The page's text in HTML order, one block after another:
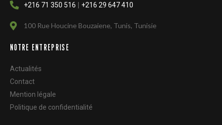
+216 71 350 516 | +216 29 647 410
100 Rue Houcine Bouzaiene, Tunis, Tunisie
NOTRE ENTREPRISE
Actualités
Contact
Mention légale
Politique de confidentialité